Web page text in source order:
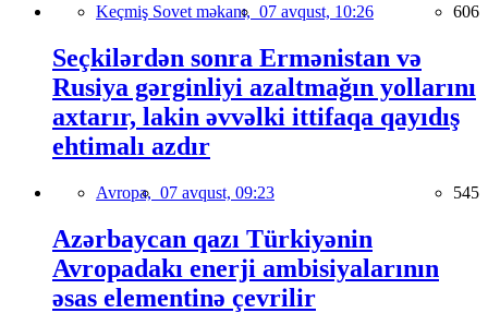
Keçmiş Sovet məkanı, 07 avqust, 10:26 606
Seçkilərdən sonra Ermənistan və
Rusiya gərginliyi azaltmağın yollarını
axtarır, lakin əvvəlki ittifaqa qayıdış
ehtimalı azdır
Avropa, 07 avqust, 09:23 545
Azərbaycan qazı Türkiyənin
Avropadakı enerji ambisiyalarının
əsas elementinə çevrilir